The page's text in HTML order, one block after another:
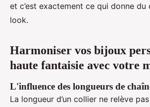
et c’est exactement ce qui donne du
look.
Harmoniser vos bijoux
haute fantaisie avec votre
L'influence des longueurs de
La longueur d’un collier ne relève